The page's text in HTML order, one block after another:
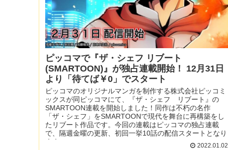
ピッコマで『ザ・シェフ リブート
(SMARTOON)』が独占連載開始！ 12月31日
より「待てば￥0」でスタート
ピッコマのオリジナルマンガを制作する株式会社ピッコミ
ックスが同ピッコマにて、『ザ・シェフ リブート』の
SMARTOON連載を開始しました！同作は不朽の名作
「ザ・シェフ」をSMARTOONで現代を舞台に再構築をし
たリブート作品です。今回の連載はピッコマの独占連載
で、隔週金曜の更新、初回一挙10話の配信スタートとなり
ます。
2022.01.02